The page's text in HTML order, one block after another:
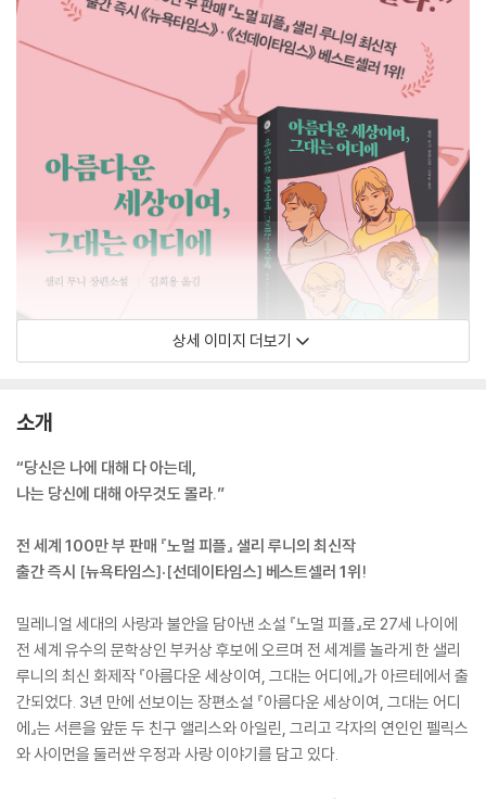
상세 이미지 더보기
소개
“당신은 나에 대해 다 아는데,
나는 당신에 대해 아무것도 몰라.”
전 세계 100만 부 판매 『노멀 피플』 샐리 루니의 최신작
출간 즉시 [뉴욕타임스]·[선데이타임스] 베스트셀러 1위!
밀레니얼 세대의 사랑과 불안을 담아낸 소설 『노멀 피플』로 27세 나이에
전 세계 유수의 문학상인 부커상 후보에 오르며 전 세계를 놀라게 한 샐리
루니의 최신 화제작 『아름다운 세상이여, 그대는 어디에』가 아르테에서 출
간되었다. 3년 만에 선보이는 장편소설 『아름다운 세상이여, 그대는 어디
에』는 서른을 앞둔 두 친구 앨리스와 아일린, 그리고 각자의 연인인 펠릭스
와 사이먼을 둘러싼 우정과 사랑 이야기를 담고 있다.